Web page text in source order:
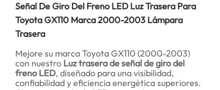
Señal De Giro Del Freno LED Luz Trasera Para
Toyota GX110 Marca 2000-2003 Lámpara
Trasera
Mejore su marca Toyota GX110 (2000-2003)
con nuestro Luz trasera de señal de giro del
freno LED, diseñado para una visibilidad,
confiabilidad y eficiencia energética superiores.